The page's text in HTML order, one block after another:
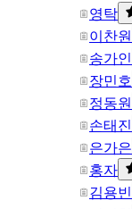
영탁
이찬원
송가인
장민호
정동원
손태진
은가은
홍자
김용빈